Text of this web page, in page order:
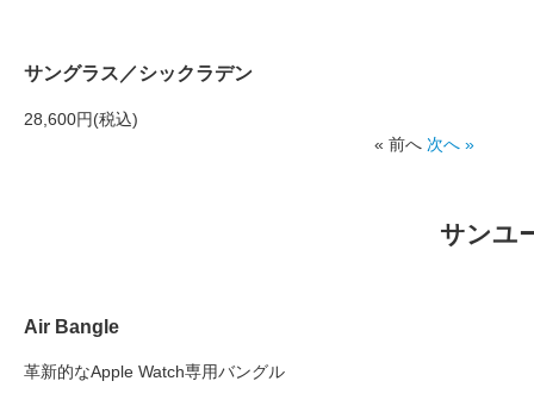
サングラス／シックラデン
28,600円(税込)
« 前へ 次へ »
サンユ
Air Bangle
革新的なApple Watch専用バングル